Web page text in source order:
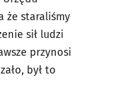
że staraliśmy
sił ludzi
przynosi
był to